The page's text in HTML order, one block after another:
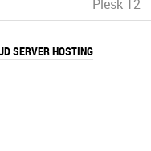
Plesk 12
SERVER HOSTING